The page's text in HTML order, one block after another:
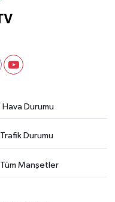
Hava Durumu
Trafik Durumu
Tüm Manşetler